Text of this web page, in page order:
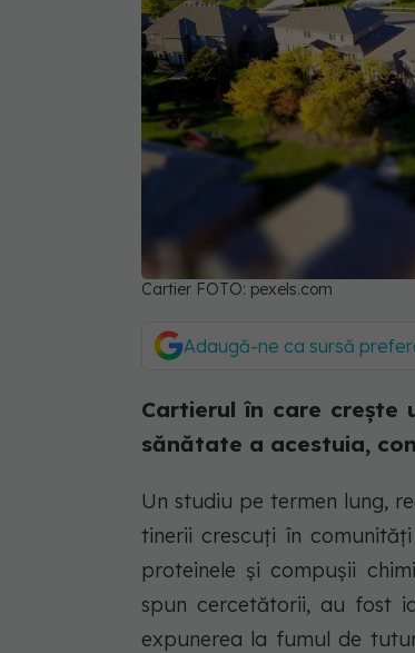
Cartier FOTO: pexels.com
Adaugă-ne ca sursă
Cartierul în care crește
sănătate a acestuia,
Un studiu pe termen lung,
tinerii crescuți în
proteinele și compușii
spun cercetătorii, au fost
expunerea la fumul de